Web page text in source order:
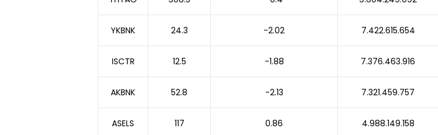
YKBNK 24.3 -2.02 7.422.615.654
ISCTR 12.5 -1.88 7.376.463.916
AKBNK 52.8 -2.13 7.321.459.757
ASELS 117 0.86 4.988.149.158